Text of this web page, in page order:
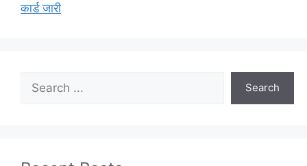
कार्ड जारी
Search